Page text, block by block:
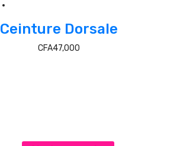
Ceinture Dorsale
CFA47,000